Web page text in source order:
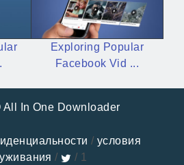
Exploring Popular
Facebook Vid ...
All In One Downloader
/условия
/ / 1